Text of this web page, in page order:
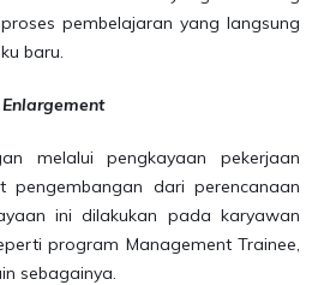
pembelajaran yang langsung
baru.
melalui pengkayaan pekerjaan
pengembangan dari perencanaan
ini dilakukan pada karyawan
program Management Trainee,
sebagainya.